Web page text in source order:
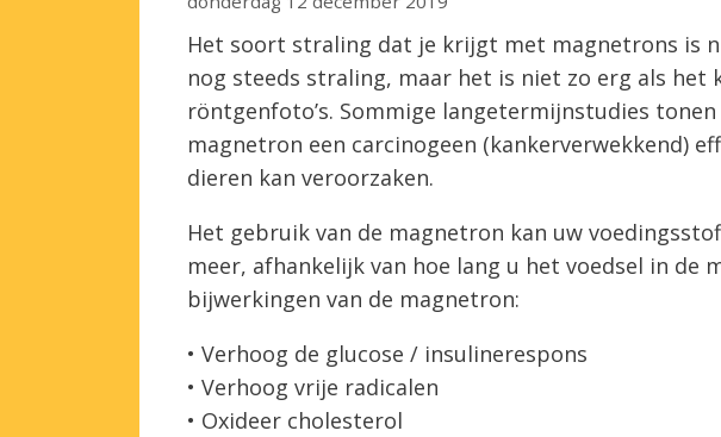
Het soort straling dat je krijgt met magnetrons is
nog steeds straling, maar het is niet zo erg als het
röntgenfoto’s. Sommige langetermijnstudies
magnetron een carcinogeen (kankerverwekkend)
dieren kan veroorzaken.
Het gebruik van de magnetron kan uw
meer, afhankelijk van hoe lang u het voedsel in de
bijwerkingen van de magnetron:
• Verhoog de glucose / insulinerespons
• Verhoog vrije radicalen
• Oxideer cholesterol